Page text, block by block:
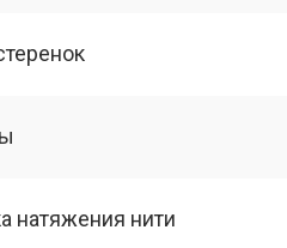
натяжения нити